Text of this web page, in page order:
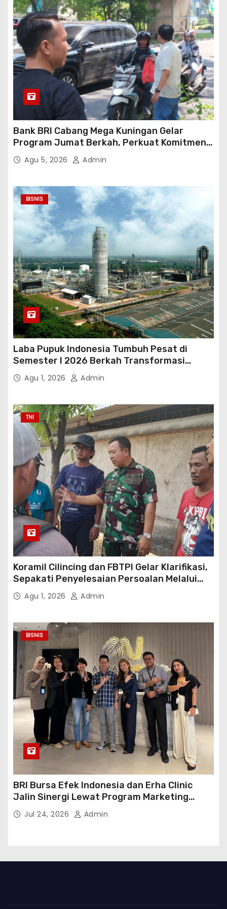
Bank BRI Cabang Mega Kuningan Gelar
Program Jumat Berkah, Perkuat Komitmen
untuk Saling Berbagai Kepada Masyarakat
Sekitar Kawasan Mega Kuningan
Agu 5, 2026 Admin
BISNIS
Laba Pupuk Indonesia Tumbuh Pesat di
Semester I 2026 Berkah Transformasi
Danantara
Agu 1, 2026 Admin
TNI
Koramil Cilincing dan FBTPI Gelar Klarifikasi,
Sepakati Penyelesaian Persoalan Melalui
DialogAgu 1, 2026 Admin
BISNIS
BRI Bursa Efek Indonesia dan Erha Clinic
Jalin Sinergi Lewat Program Marketing
Kolaborasi
Jul 24, 2026 Admin